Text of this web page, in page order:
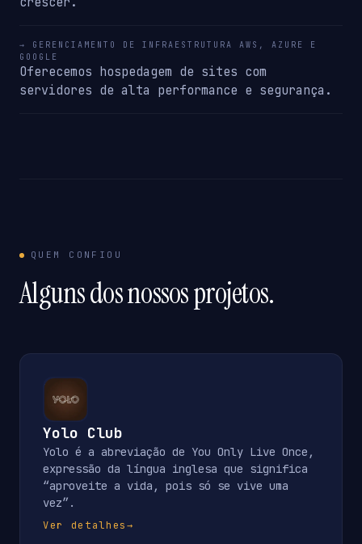
→ GERENCIAMENTO DE INFRAESTRUTURA AWS, AZURE E
GOOGLE
Oferecemos hospedagem de sites com
servidores de alta performance e segurança.
QUEM CONFIOU
Alguns dos nossos projetos.
Yolo Club
Yolo é a abreviação de You Only Live Once,
expressão da língua inglesa que significa
“aproveite a vida, pois só se vive uma
vez”.
Ver detalhes→